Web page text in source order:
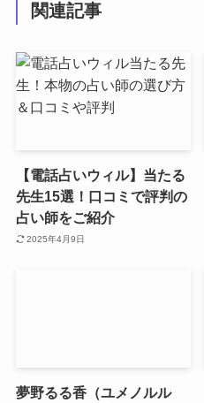
関連記事
【電話占いウィル】当たる
先生15選！口コミで評判の
占い師をご紹介
2025年4月9日
夢野るる香（ユメノルル